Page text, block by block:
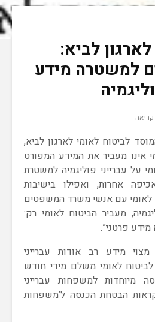
לביא:
למשטרה מידע
המוסד לביטוח לאומי לארגון לביא,
אינו מעביר את המידע המפורט
על עברייני פוליגמיה למשטרת
אחרות, ואפילו בישיבות
לאומי עם אנשי משרד המשפטים
מעביר הביטוח לאומי רק:
מידע פרטני”.
מידע רב אודות עברייני
לאומי משלם מידי חודש
מיוחדות למשפחות עברייני
הבטחת הכנסה ל’משפחות